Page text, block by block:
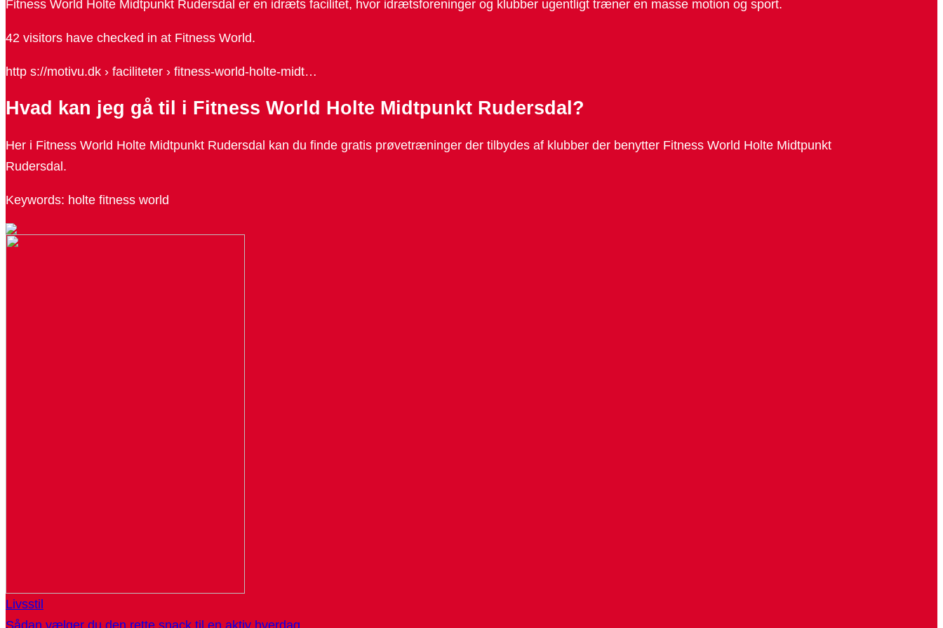
Fitness World Holte Midtpunkt Rudersdal er en idræts facilitet, hvor idrætsforeninger og klubber ugentligt træner en masse motion og sport.
42 visitors have checked in at Fitness World.
http s://motivu.dk › faciliteter › fitness-world-holte-midt…
Hvad kan jeg gå til i Fitness World Holte Midtpunkt Rudersdal?
Her i Fitness World Holte Midtpunkt Rudersdal kan du finde gratis prøvetræninger der tilbydes af klubber der benytter Fitness World Holte Midtpunkt
Rudersdal.
Keywords: holte fitness world
Livsstil
Sådan vælger du den rette snack til en aktiv hverdag